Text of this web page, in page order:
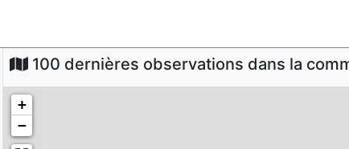
100 dernières observations dans la
+
−